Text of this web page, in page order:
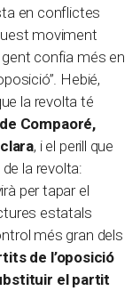
en conflictes
moviment
confia més en
Hebié,
la revolta té
Compaoré,
, i el perill que
la revolta:
per tapar el
estatals
més gran dels
de l’oposició
el partit